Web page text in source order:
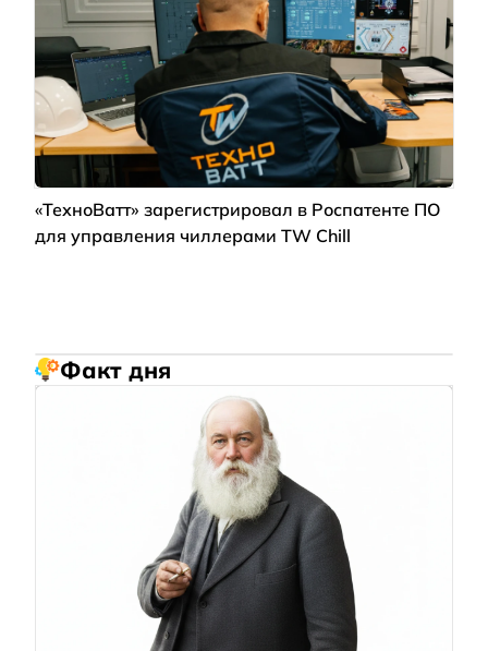
«ТехноВатт» зарегистрировал в Роспатенте ПО
для управления чиллерами TW Chill
Факт дня